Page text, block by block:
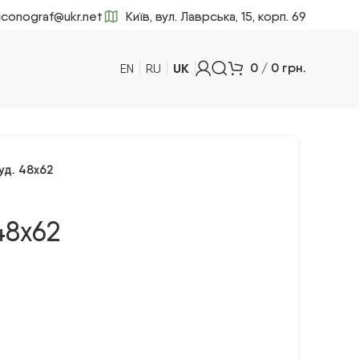
Київ, вул. Лаврська, 15, корп. 69
EN RU UK 0 / 0 грн.
48х62